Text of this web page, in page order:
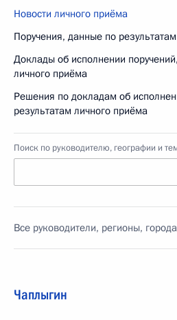
Новости личного приёма
Поручения, данные по
Доклады об исполнении
личного приёма
Решения по докладам об
результатам личного приёма
Поиск по руководителю, географии и
Все руководители, регионы,
Чаплыгин